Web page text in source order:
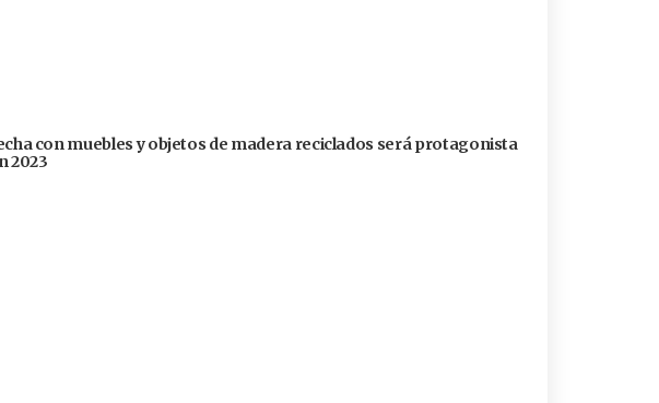
con muebles y objetos de madera reciclados será protagonista
2023